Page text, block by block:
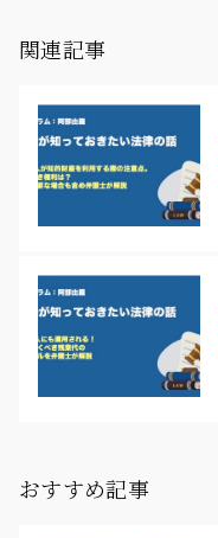
関連記事
おすすめ記事